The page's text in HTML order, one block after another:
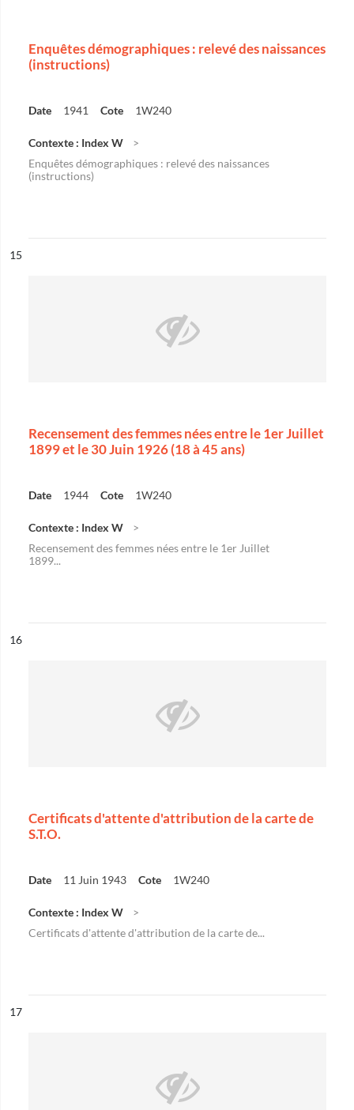
Enquêtes démographiques : relevé des naissances
(instructions)
Date 1941 Cote 1W240
Contexte : Index W
Enquêtes démographiques : relevé des naissances
(instructions)
n°
15
Recensement des femmes nées entre le 1er Juillet
1899 et le 30 Juin 1926 (18 à 45 ans)
Date 1944 Cote 1W240
Contexte : Index W
Recensement des femmes nées entre le 1er Juillet
1899...
n°
16
Certificats d'attente d'attribution de la carte de
S.T.O.
Date 11 Juin 1943 Cote 1W240
Contexte : Index W
Certificats d'attente d'attribution de la carte de...
n°
17